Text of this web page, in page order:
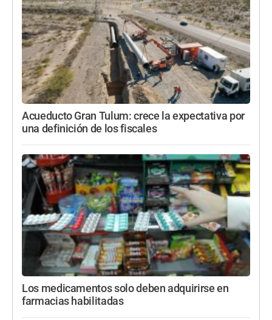
Acueducto Gran Tulum: crece la expectativa por
una definición de los fiscales
Los medicamentos solo deben adquirirse en
farmacias habilitadas